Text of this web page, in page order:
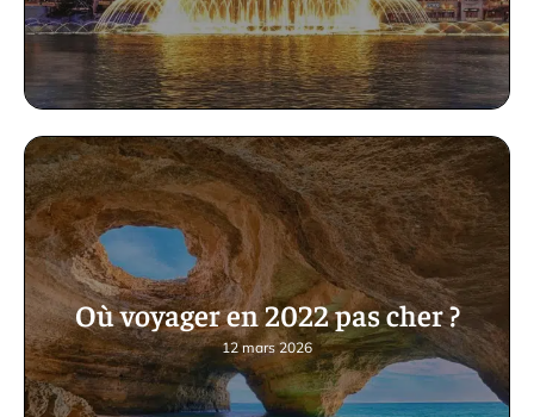
Où voyager en 2022 pas cher ?
12 mars 2026